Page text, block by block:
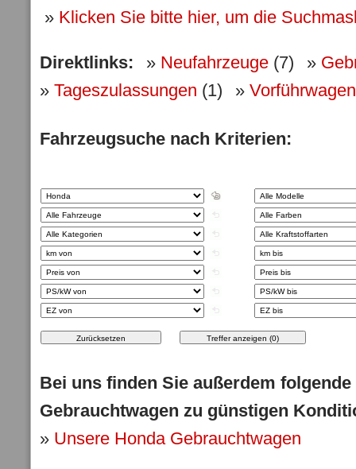
» Klicken Sie bitte hier, um die
Direktlinks: » Neufahrzeuge (7) »
» Tageszulassungen (1) » Vorführwagen
Fahrzeugsuche nach Kriterien:
Bei uns finden Sie außerdem folgende
Gebrauchtwagen zu günstigen
» Unsere Honda Gebrauchtwagen